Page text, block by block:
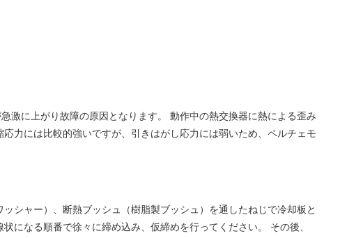
激に上がり故障の原因となります。 動作中の熱交換器に熱による歪み
力には比較的強いですが、引きはがし応力には弱いため、ペルチェモ
シャー）、断熱ブッシュ（樹脂製ブッシュ）を通したねじで冷却板と
なる順番で徐々に締め込み、仮締めを行ってください。 その後、